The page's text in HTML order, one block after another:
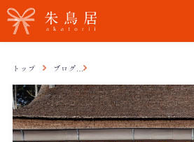
トップ ブログ